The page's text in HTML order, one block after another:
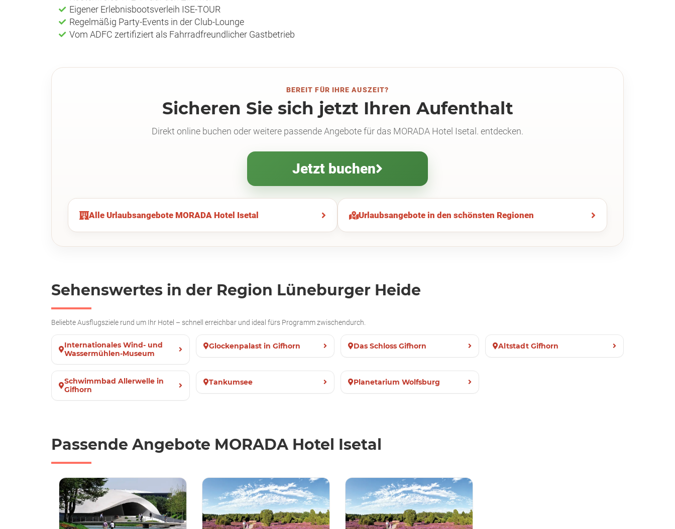
Eigener Erlebnisbootsverleih ISE-TOUR
Regelmäßig Party-Events in der Club-Lounge
Vom ADFC zertifiziert als Fahrradfreundlicher Gastbetrieb
BEREIT FÜR IHRE AUSZEIT?
Sicheren Sie sich jetzt Ihren Aufenthalt
Direkt online buchen oder weitere passende Angebote für das MORADA Hotel Isetal. entdecken.
Jetzt buchen
Alle Urlaubsangebote MORADA Hotel Isetal Urlaubsangebote in den schönsten Regionen
Sehenswertes in der Region Lüneburger Heide
Beliebte Ausflugsziele rund um Ihr Hotel – schnell erreichbar und ideal fürs Programm zwischendurch.
Internationales Wind- und
Wassermühlen-Museum
Glockenpalast in Gifhorn Das Schloss Gifhorn Altstadt Gifhorn
Schwimmbad Allerwelle in
Gifhorn
Tankumsee Planetarium Wolfsburg
Passende Angebote MORADA Hotel Isetal